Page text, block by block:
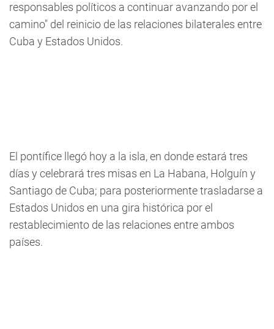
responsables políticos a continuar avanzando por el
camino" del reinicio de las relaciones bilaterales entre
Cuba y Estados Unidos.
El pontífice llegó hoy a la isla, en donde estará tres
días y celebrará tres misas en La Habana, Holguín y
Santiago de Cuba; para posteriormente trasladarse a
Estados Unidos en una gira histórica por el
restablecimiento de las relaciones entre ambos
países.